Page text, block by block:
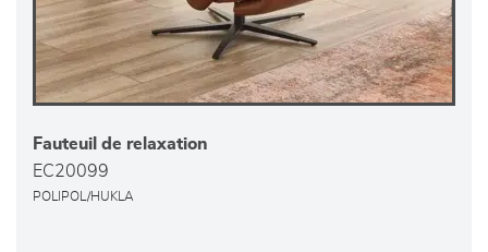
Fauteuil de relaxation
EC20099
POLIPOL/HUKLA